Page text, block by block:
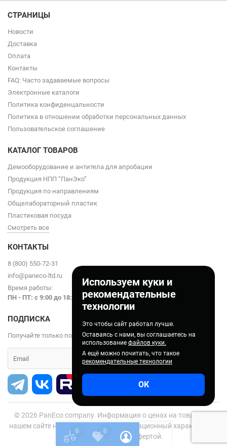
Используем куки и
рекомендательные
технологии
Это чтобы сайт работал лучше.
Оставаясь с нами, вы соглашаетесь на
использование файлов куки.
А ещё можно почитать, что такое
рекомендательные технологии
ОК
СТРАНИЦЫ
Новости
Доставка
Оплата
Контакты
FAQ: Часто задаваемые вопросы
Электронные каталоги
Политика конфиденцальности
Политика в отношении обработки персональных данных
Пользовательское соглашение
КАТАЛОГ ТОВАРОВ
Демооборудование и антитела для апробации
Продукция НПП “ПанЭко”
Продукция по направлениям
Общелабораторный пластик
Пластиковая посуда
Смотреть все
КОНТАКТЫ
8 (800) 550-72-31
info@paneco-ltd.ru
Время работы:
ПН - ПТ: с 9:00 до 18:00
ПОДПИСКА
Получайте только полезные статьи!
© 2026 PanEco company. Информация о ценах на товары на
нашем сайте носит справочно-информационный характер и не
является публичной офертой.
0 0